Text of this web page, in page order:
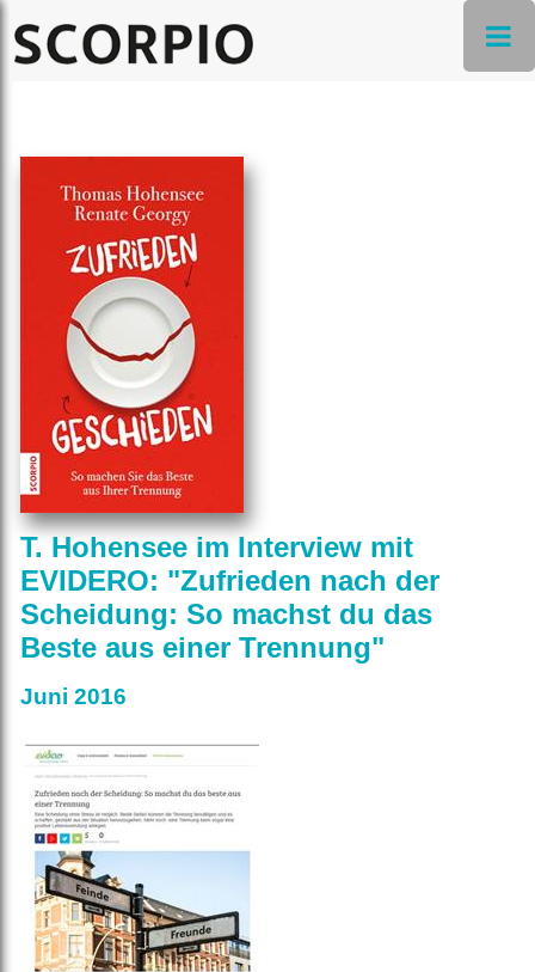
T. Hohensee im Interview mit
EVIDERO: "Zufrieden nach der
Scheidung: So machst du das
Beste aus einer Trennung"
Juni 2016